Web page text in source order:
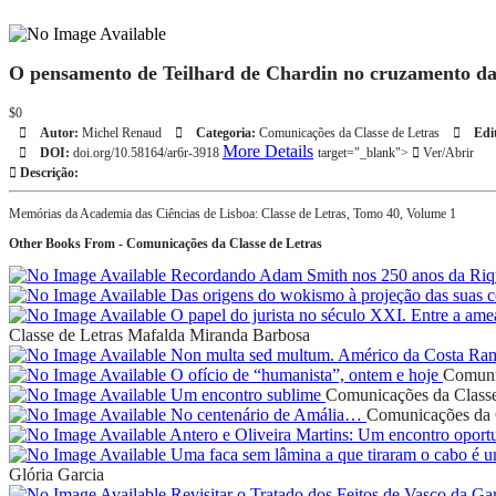
O pensamento de Teilhard de Chardin no cruzamento
$0
Autor: Michel Renaud Categoria: Comunicações da Classe de Letras
DOI: doi.org/10.58164/ar6r-3918 More Details target="_blank">
Ver/Abrir
Descrição:
Memórias da Academia das Ciências de Lisboa: Classe de Letras, Tomo 40, Volume 1
Other Books From - Comunicações da Classe de Letras
Recordando Adam Smith nos 250 anos da
Das origens do wokismo à projeção das suas
O papel do jurista no século XXI. Entre a
Classe de Letras Mafalda Miranda Barbosa
Non multa sed multum. Américo da Costa
O ofício de “humanista”, ontem e hoje
Um encontro sublime Comunicações da
No centenário de Amália… Comunicações da
Antero e Oliveira Martins: Um encontro
Uma faca sem lâmina a que tiraram o cabo é
Glória Garcia